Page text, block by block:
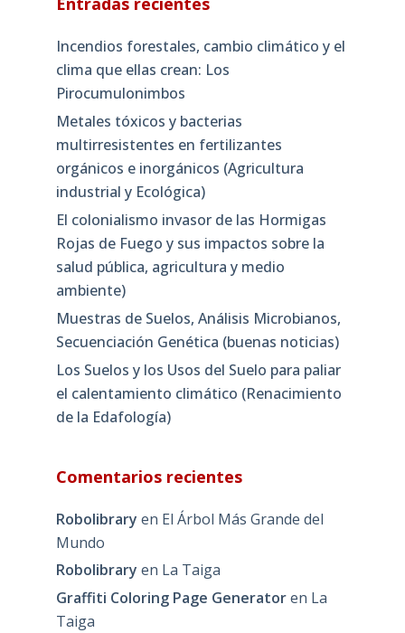
Incendios forestales, cambio climático y el
clima que ellas crean: Los
Pirocumulonimbos
Metales tóxicos y bacterias
multirresistentes en fertilizantes
orgánicos e inorgánicos (Agricultura
industrial y Ecológica)
El colonialismo invasor de las Hormigas
Rojas de Fuego y sus impactos sobre la
salud pública, agricultura y medio
ambiente)
Muestras de Suelos, Análisis Microbianos,
Secuenciación Genética (buenas noticias)
Los Suelos y los Usos del Suelo para paliar
el calentamiento climático (Renacimiento
de la Edafología)
Comentarios recientes
Robolibrary en El Árbol Más Grande del
Mundo
Robolibrary en La Taiga
Graffiti Coloring Page Generatoren La
Taiga